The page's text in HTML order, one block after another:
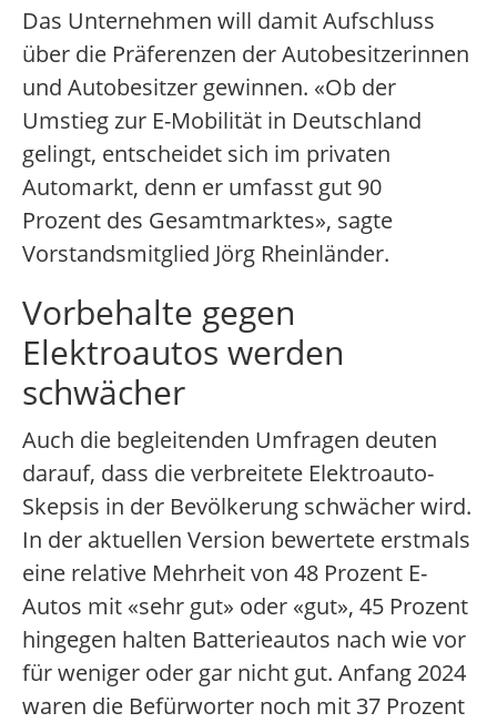
Das Unternehmen will damit Aufschluss
über die Präferenzen der Autobesitzerinnen
und Autobesitzer gewinnen. «Ob der
Umstieg zur E-Mobilität in Deutschland
gelingt, entscheidet sich im privaten
Automarkt, denn er umfasst gut 90
Prozent des Gesamtmarktes», sagte
Vorstandsmitglied Jörg Rheinländer.
Vorbehalte gegen
Elektroautos werden
schwächer
Auch die begleitenden Umfragen deuten
darauf, dass die verbreitete Elektroauto-
Skepsis in der Bevölkerung schwächer wird.
In der aktuellen Version bewertete erstmals
eine relative Mehrheit von 48 Prozent E-
Autos mit «sehr gut» oder «gut», 45 Prozent
hingegen halten Batterieautos nach wie vor
für weniger oder gar nicht gut. Anfang 2024
waren die Befürworter noch mit 37 Prozent